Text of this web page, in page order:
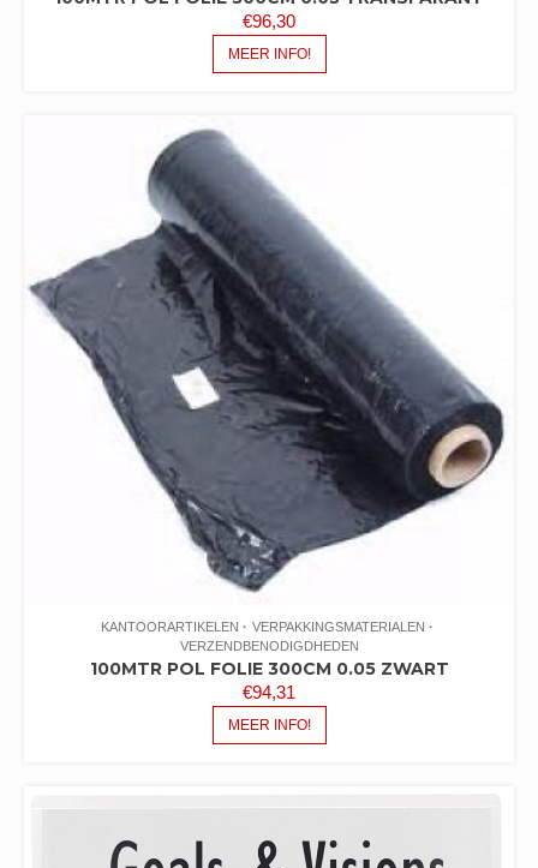
€96,30
MEER INFO!
KANTOORARTIKELEN
VERPAKKINGSMATERIALEN
VERZENDBENODIGDHEDEN
100MTR POL FOLIE 300CM 0.05 ZWART
€94,31
MEER INFO!